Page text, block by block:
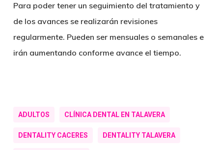
Para poder tener un seguimiento del tratamiento y
de los avances se realizarán revisiones
regularmente. Pueden ser mensuales o semanales e
irán aumentando conforme avance el tiempo.
ADULTOS CLÍNICA DENTAL EN TALAVERA
DENTALITY CACERES DENTALITY TALAVERA